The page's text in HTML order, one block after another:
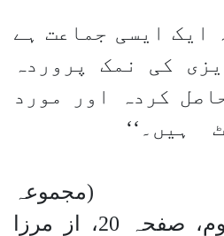
ایسی جماعت ہے
کی نمک پروردہ
کردہ اور مورد
ہیں۔‘‘
(مجموعہ
اشتہارات جلد سوم، صفحہ 20، از مرزا